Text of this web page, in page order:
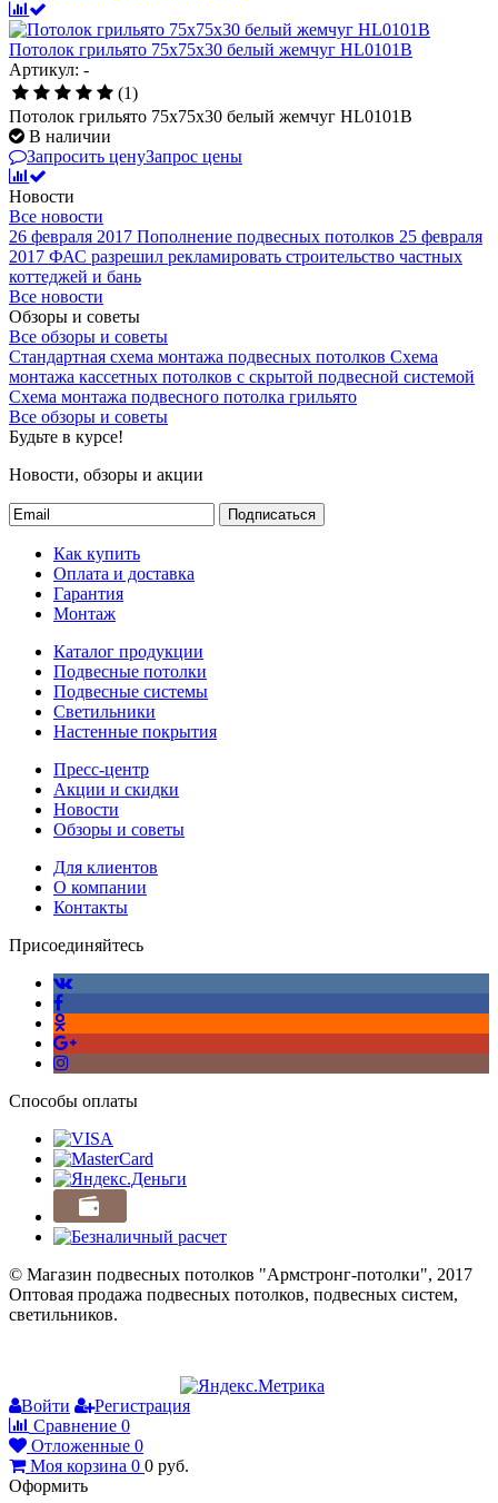
Потолок грильято 75х75х30 белый жемчуг HL0101B
Артикул: -
(1)
Потолок грильято 75х75х30 белый жемчуг HL0101B
В наличии
Запросить ценуЗапрос цены
Новости
Все новости
26 февраля 2017 Пополнение подвесных потолков 25 февраля
2017 ФАС разрешил рекламировать строительство частных
коттеджей и бань
Все новости
Обзоры и советы
Все обзоры и советы
Стандартная схема монтажа подвесных потолков Схема
монтажа кассетных потолков с скрытой подвесной системой
Схема монтажа подвесного потолка грильято
Все обзоры и советы
Будьте в курсе!
Новости, обзоры и акции
Подписаться
Как купить
Оплата и доставка
Гарантия
Монтаж
Каталог продукции
Подвесные потолки
Подвесные системы
Светильники
Настенные покрытия
Пресс-центр
Акции и скидки
Новости
Обзоры и советы
Для клиентов
О компании
Контакты
Присоединяйтесь
Способы оплаты
© Магазин подвесных потолков "Армстронг-потолки", 2017
Оптовая продажа подвесных потолков, подвесных систем,
светильников.
Войти
Регистрация
Сравнение 0
Отложенные 0
Моя корзина 0 0 руб.
Оформить